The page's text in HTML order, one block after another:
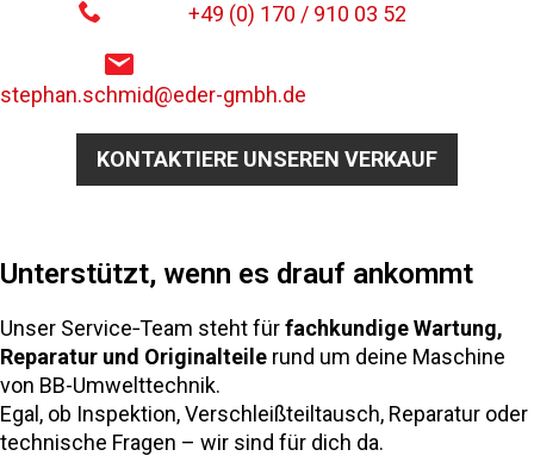
+49 (0) 170 / 910 03 52
stephan.schmid@eder-gmbh.de
KONTAKTIERE UNSEREN VERKAUF
Unterstützt, wenn es drauf ankommt
Unser Service‑Team steht fürfachkundige Wartung,
Reparatur und Originalteile rund um deine Maschine
von BB-Umwelttechnik.
Egal, ob Inspektion, Verschleißteiltausch, Reparatur oder
technische Fragen – wir sind für dich da.